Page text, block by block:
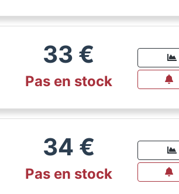
33 €
Pas en stock
34 €
Pas en stock